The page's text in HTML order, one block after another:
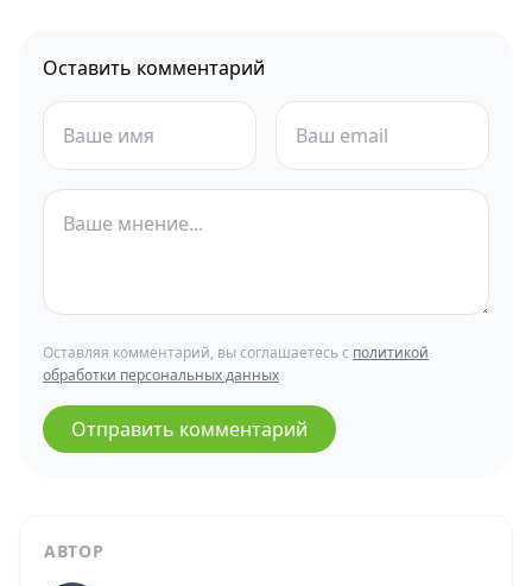
АВТОР
Оставить комментарий
Оставляя комментарий, вы соглашаетесь с политикой
обработки персональных данных
Отправить комментарий